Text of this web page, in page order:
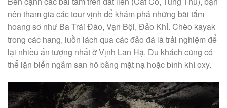
nên tham gia các tour vịnh để khám phá những bãi tắm
hoang sơ như Ba Trái Đào, Vạn Bội, Đảo Khỉ. Chèo kayak
trong các hang, luồn lách qua các đảo đá là trải nghiệm để
lại nhiều ấn tượng nhất ở Vịnh Lan Hạ. Du khách cũng có
thể lặn biển ngắm san hô bằng mặt nạ hoặc bình khí oxy.